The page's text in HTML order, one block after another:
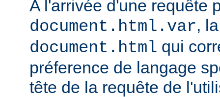
A l'arrivée d'une requête
document.html.var,
document.html qui
préference de langage
tête de la requête de